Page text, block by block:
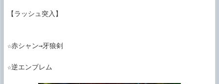
【ラッシュ突入】
☆赤シャン→牙狼剣
☆逆エンブレム